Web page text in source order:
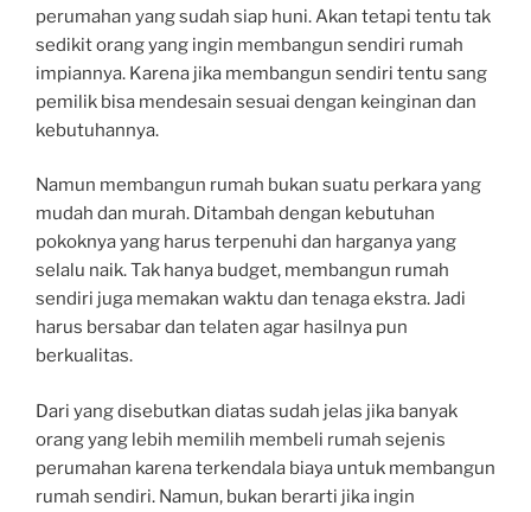
perumahan yang sudah siap huni. Akan tetapi tentu tak
sedikit orang yang ingin membangun sendiri rumah
impiannya. Karena jika membangun sendiri tentu sang
pemilik bisa mendesain sesuai dengan keinginan dan
kebutuhannya.
Namun membangun rumah bukan suatu perkara yang
mudah dan murah. Ditambah dengan kebutuhan
pokoknya yang harus terpenuhi dan harganya yang
selalu naik. Tak hanya budget, membangun rumah
sendiri juga memakan waktu dan tenaga ekstra. Jadi
harus bersabar dan telaten agar hasilnya pun
berkualitas.
Dari yang disebutkan diatas sudah jelas jika banyak
orang yang lebih memilih membeli rumah sejenis
perumahan karena terkendala biaya untuk membangun
rumah sendiri. Namun, bukan berarti jika ingin